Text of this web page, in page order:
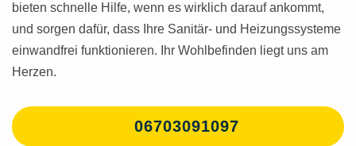
bieten schnelle Hilfe, wenn es wirklich darauf ankommt,
und sorgen dafür, dass Ihre Sanitär- und Heizungssysteme
einwandfrei funktionieren. Ihr Wohlbefinden liegt uns am
Herzen.
06703091097